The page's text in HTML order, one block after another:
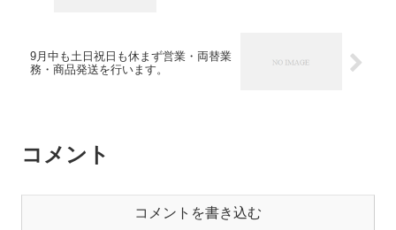
9月中も土日祝日も休まず営業・両替業
務・商品発送を行います。
コメント
コメントを書き込む